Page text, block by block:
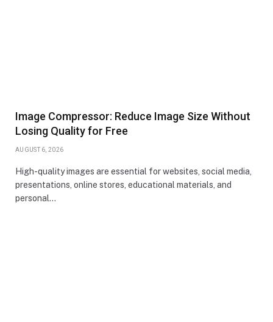
Image Compressor: Reduce Image Size Without
Losing Quality for Free
AUGUST 6, 2026
High-quality images are essential for websites, social media,
presentations, online stores, educational materials, and
personal…